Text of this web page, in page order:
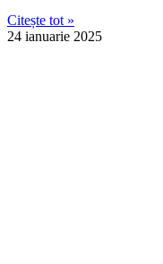
Citește tot »
24 ianuarie 2025